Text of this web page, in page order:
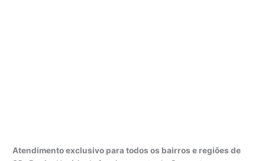
Atendimento exclusivo para todos os bairros e regiões de